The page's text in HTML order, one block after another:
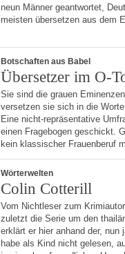
neun Männer geantwortet,
meisten übersetzen aus dem
Botschaften aus Babel
Übersetzer im O-
Sie sind die grauen
versetzen sie sich in die
Eine nicht-repräsentative
einen Fragebogen geschickt.
kein klassischer Frauenberuf
Wörterwelten
Colin Cotterill
Vom Nichtleser zum
zuletzt die Serie um den
erklärt er hier anhand der,
habe als Kind nicht gelesen,